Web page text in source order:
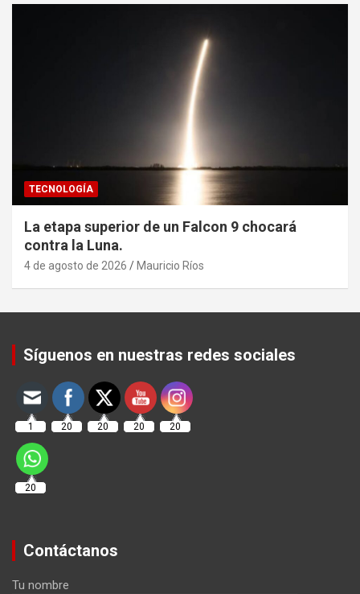
TECNOLOGÍA
La etapa superior de un Falcon 9 chocará
contra la Luna.
4 de agosto de 2026 Mauricio Ríos
Síguenos en nuestras redes sociales
1 20 20 20 20
20
Contáctanos
Tu nombre